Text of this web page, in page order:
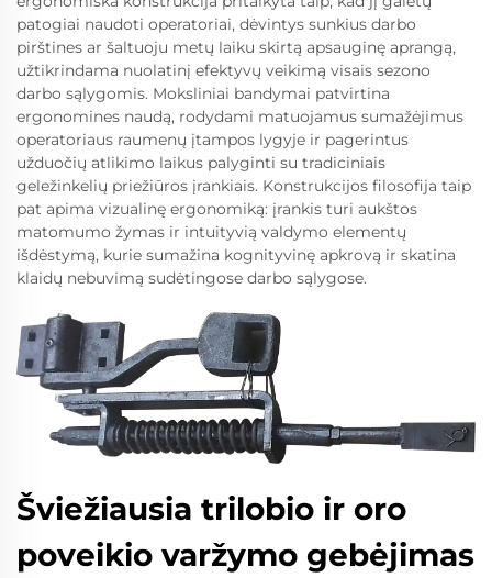
patogiai naudoti operatoriai, dėvintys sunkius darbo
pirštines ar šaltuoju metų laiku skirtą apsauginę aprangą,
užtikrindama nuolatinį efektyvų veikimą visais sezono
darbo sąlygomis. Moksliniai bandymai patvirtina
ergonomines naudą, rodydami matuojamus sumažėjimus
operatoriaus raumenų įtampos lygyje ir pagerintus
užduočių atlikimo laikus palyginti su tradiciniais
geležinkelių priežiūros įrankiais. Konstrukcijos filosofija taip
pat apima vizualinę ergonomiką: įrankis turi aukštos
matomumo žymas ir intuityvią valdymo elementų
išdėstymą, kurie sumažina kognityvinę apkrovą ir skatina
klaidų nebuvimą sudėtingose darbo sąlygose.
Šviežiausia trilobio ir oro
poveikio varžymo gebėjimas